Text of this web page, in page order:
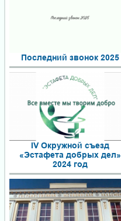
Последний звонок 2025
IV Окружной съезд
«Эстафета добрых дел»
2024 год